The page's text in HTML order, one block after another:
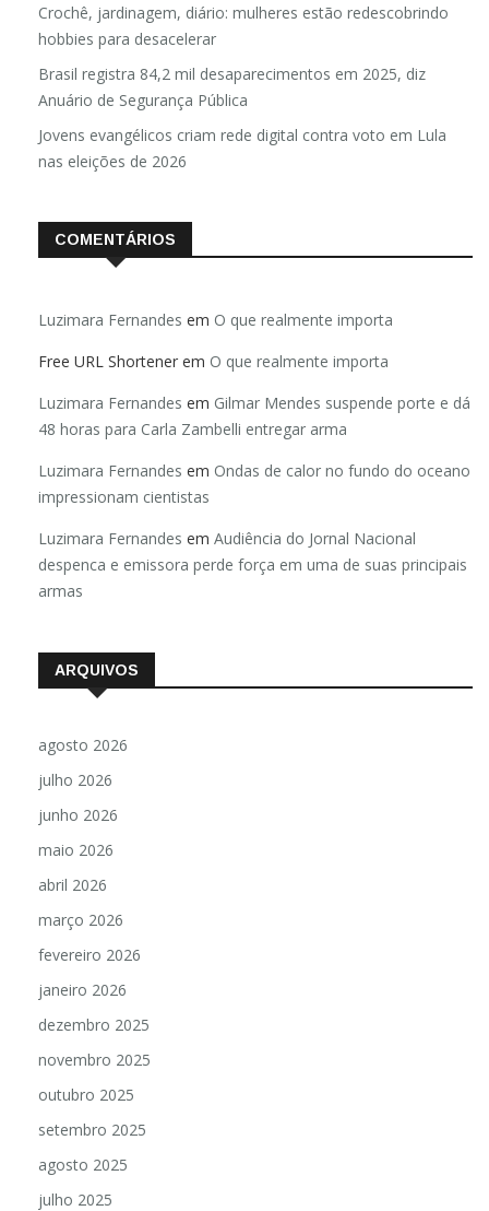
Crochê, jardinagem, diário: mulheres estão redescobrindo
hobbies para desacelerar
Brasil registra 84,2 mil desaparecimentos em 2025, diz
Anuário de Segurança Pública
Jovens evangélicos criam rede digital contra voto em Lula
nas eleições de 2026
COMENTÁRIOS
Luzimara Fernandes em O que realmente importa
Free URL Shortener em O que realmente importa
Luzimara Fernandes em Gilmar Mendes suspende porte e dá
48 horas para Carla Zambelli entregar arma
Luzimara Fernandes em Ondas de calor no fundo do oceano
impressionam cientistas
Luzimara Fernandes em Audiência do Jornal Nacional
despenca e emissora perde força em uma de suas principais
armas
ARQUIVOS
agosto 2026
julho 2026
junho 2026
maio 2026
abril 2026
março 2026
fevereiro 2026
janeiro 2026
dezembro 2025
novembro 2025
outubro 2025
setembro 2025
agosto 2025
julho 2025